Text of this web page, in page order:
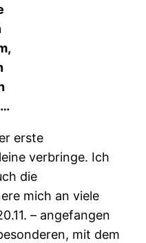
erste
verbringe. Ich
die
mich an viele
– angefangen
mit dem